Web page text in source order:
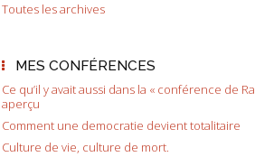
Toutes les archives
MES CONFÉRENCES
Ce qu’il y avait aussi dans la « conférence de
aperçu
Comment une democratie devient totalitaire
Culture de vie, culture de mort.